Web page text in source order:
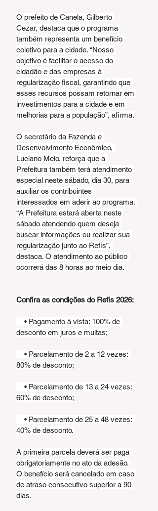
O prefeito de Canela, Gilberto
Cezar, destaca que o programa
também representa um benefício
coletivo para a cidade. “Nosso
objetivo é facilitar o acesso do
cidadão e das empresas à
regularização fiscal, garantindo que
esses recursos possam retornar em
investimentos para a cidade e em
melhorias para a população”, afirma.
O secretário da Fazenda e
Desenvolvimento Econômico,
Luciano Melo, reforça que a
Prefeitura também terá atendimento
especial neste sábado, dia 30, para
auxiliar os contribuintes
interessados em aderir ao programa.
“A Prefeitura estará aberta neste
sábado atendendo quem deseja
buscar informações ou realizar sua
regularização junto ao Refis”,
destaca. O atendimento ao público
ocorrerá das 8 horas ao meio dia.
Confira as condições do Refis 2026:
• Pagamento à vista: 100% de
desconto em juros e multas;
• Parcelamento de 2 a 12 vezes:
80% de desconto;
• Parcelamento de 13 a 24 vezes:
60% de desconto;
• Parcelamento de 25 a 48 vezes:
40% de desconto.
A primeira parcela deverá ser paga
obrigatoriamente no ato da adesão.
O benefício será cancelado em caso
de atraso consecutivo superior a 90
dias.